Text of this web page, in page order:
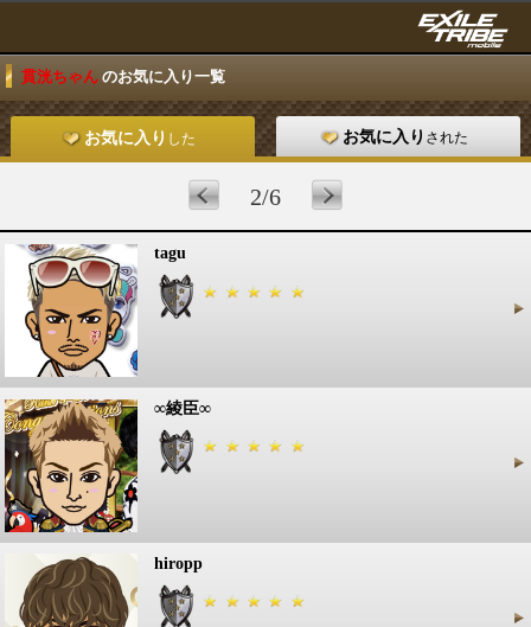
貫洸ちゃん のお気に入り一覧
お気に入り した お気に入り された
2/6
tagu
∞綾臣∞
hiropp